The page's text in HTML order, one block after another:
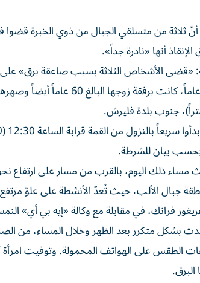
أنّ ثلاثة من متسلقي الجبال من ذوي الخبرة
أنها «نادرة جداً».
الأشخاص الثلاثة بسبب صاعقة برق» على ارتفاع
بحسب بيان للشرطة.
ذلك اليوم، بالقرب من مسار على ارتفاع نحو 2268
جبال الألب، حيث تُعدّ الأنشطة على علوّ
فرانك، في مقابلة مع وكالة «إيه بي أي»
بشكل متكرر بعد الظهر وخلال المساء، من
الطقس على الهواتف المحمولة. وتوفيت